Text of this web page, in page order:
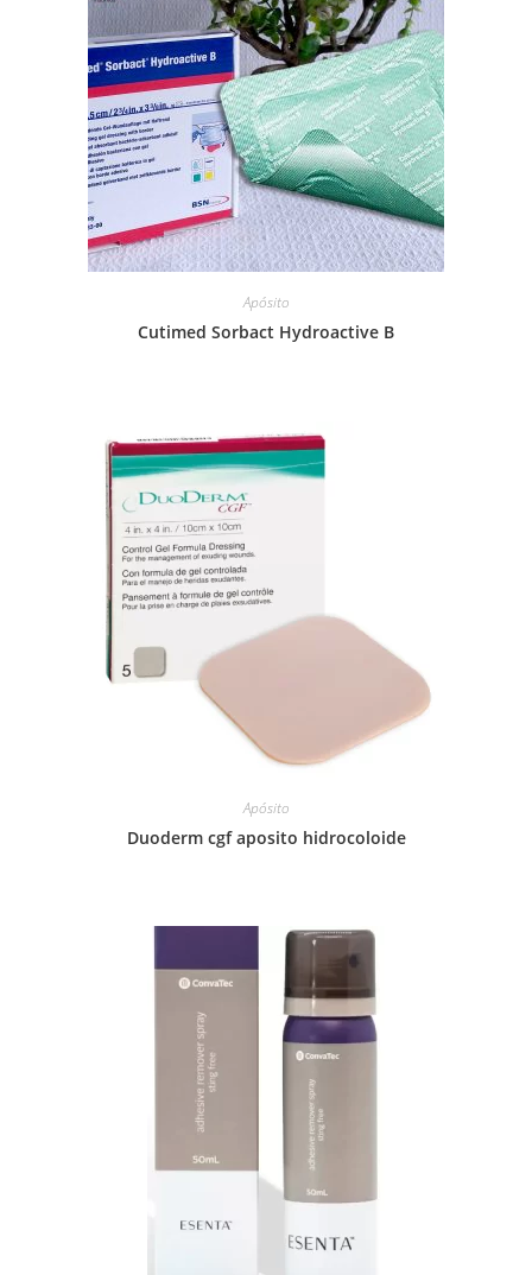
Apósito
Cutimed Sorbact Hydroactive B
Apósito
Duoderm cgf aposito hidrocoloide